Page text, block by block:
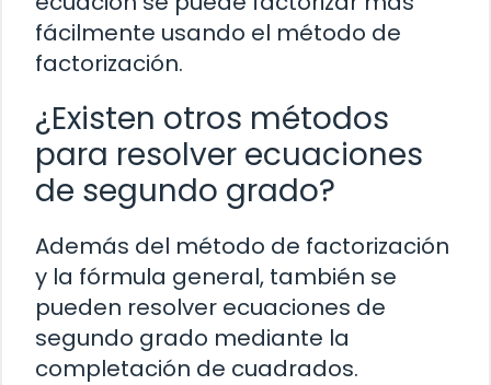
fácilmente usando el método de
factorización.
¿Existen otros métodos
para resolver ecuaciones
de segundo grado?
Además del método de factorización
y la fórmula general, también se
pueden resolver ecuaciones de
segundo grado mediante la
completación de cuadrados.